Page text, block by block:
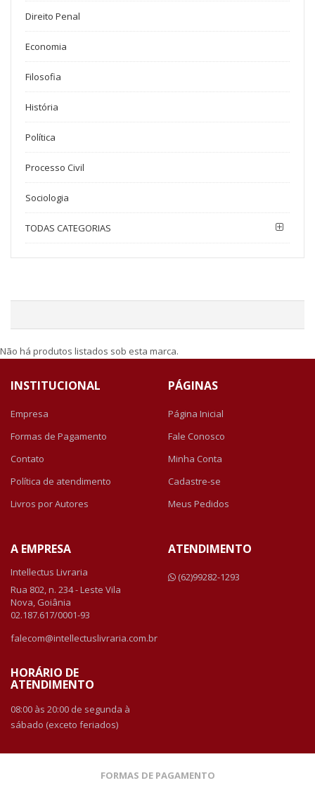
Direito Penal
Economia
Filosofia
História
Política
Processo Civil
Sociologia
TODAS CATEGORIAS
Não há produtos listados sob esta marca.
INSTITUCIONAL
Empresa
Formas de Pagamento
Contato
Política de atendimento
Livros por Autores
PÁGINAS
Página Inicial
Fale Conosco
Minha Conta
Cadastre-se
Meus Pedidos
A EMPRESA
Intellectus Livraria
Rua 802, n. 234 - Leste Vila
Nova, Goiânia
02.187.617/0001-93
falecom@intellectuslivraria.com.br
HORÁRIO DE
ATENDIMENTO
08:00 às 20:00 de segunda à
sábado (exceto feriados)
ATENDIMENTO
(62)99282-1293
FORMAS DE PAGAMENTO